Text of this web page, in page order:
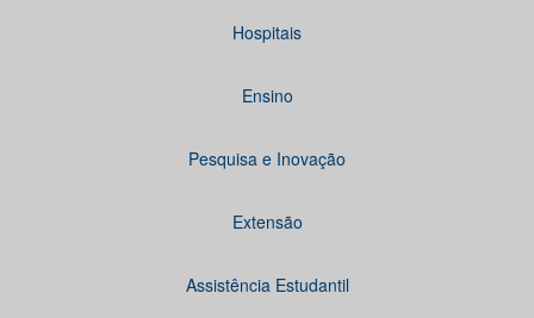
Hospitais
Ensino
Pesquisa e Inovação
Extensão
Assistência Estudantil